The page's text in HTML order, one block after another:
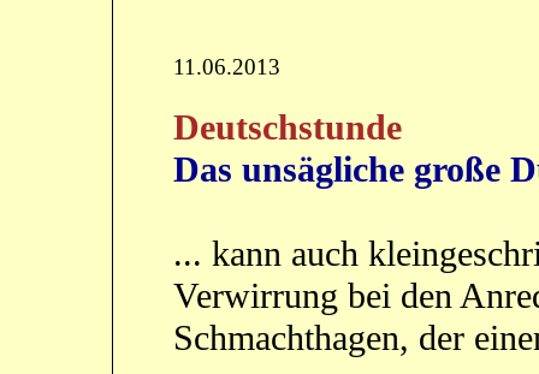
11.06.2013
Deutschstunde
Das unsägliche große
... kann auch
Verwirrung bei den
Schmachthagen, der